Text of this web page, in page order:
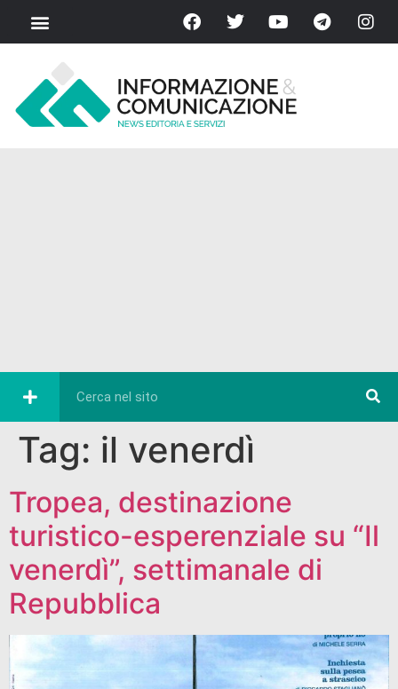
Tag: il venerdì
Tropea, destinazione
turistico-esperenziale su “Il
venerdì”, settimanale di
Repubblica